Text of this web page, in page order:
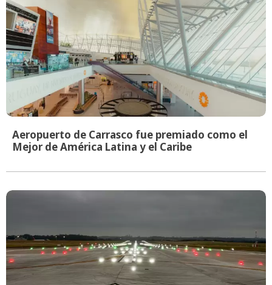
Aeropuerto de Carrasco fue premiado como el
Mejor de América Latina y el Caribe